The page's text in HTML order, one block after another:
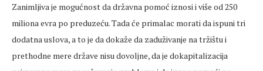
Zanimljiva je mogućnost da državna pomoć iznosi i više od 250
miliona evra po preduzeću. Tada će primalac morati da ispuni tri
dodatna uslova, a to je da dokaže da zaduživanje na tržištu i
prethodne mere države nisu dovoljne, da je dokapitalizacija